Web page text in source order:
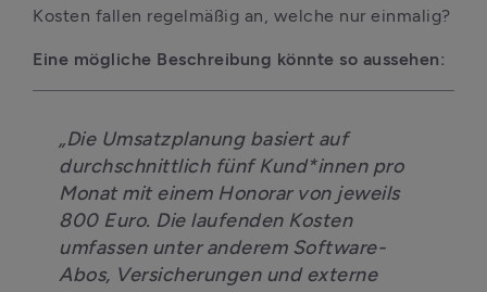
Kosten fallen regelmäßig an, welche nur einmalig?
Eine mögliche Beschreibung könnte so aussehen:
„Die Umsatzplanung basiert auf
durchschnittlich fünf Kund*innen pro
Monat mit einem Honorar von jeweils
800 Euro. Die laufenden Kosten
umfassen unter anderem Software-
Abos, Versicherungen und externe